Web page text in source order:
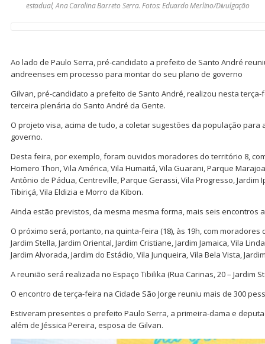
estadual, Ana Carolina Barreto Serra. Fotos: Eduardo Merlino/Divulgação
Ao lado de Paulo Serra, pré-candidato a prefeito de Santo André
andreenses em processo para montar do seu plano de governo
Gilvan, pré-candidato a prefeito de Santo André, realizou nesta terça-
terceira plenária do Santo André da Gente.
O projeto visa, acima de tudo, a coletar sugestões da população para
governo.
Desta feira, por exemplo, foram ouvidos moradores do território 8,
Homero Thon, Vila América, Vila Humaitá, Vila Guarani, Parque
Antônio de Pádua, Centreville, Parque Gerassi, Vila Progresso, Jardim
Tibiriçá, Vila Eldizia e Morro da Kibon.
Ainda estão previstos, da mesma mesma forma, mais seis encontros
O próximo será, portanto, na quinta-feira (18), às 19h, com
Jardim Stella, Jardim Oriental, Jardim Cristiane, Jardim Jamaica, Vila
Jardim Alvorada, Jardim do Estádio, Vila Junqueira, Vila Bela Vista,
A reunião será realizada no Espaço Tibilika (Rua Carinas, 20 – Jardim
O encontro de terça-feira na Cidade São Jorge reuniu mais de 300
Estiveram presentes o prefeito Paulo Serra, a primeira-dama e
além de Jéssica Pereira, esposa de Gilvan.